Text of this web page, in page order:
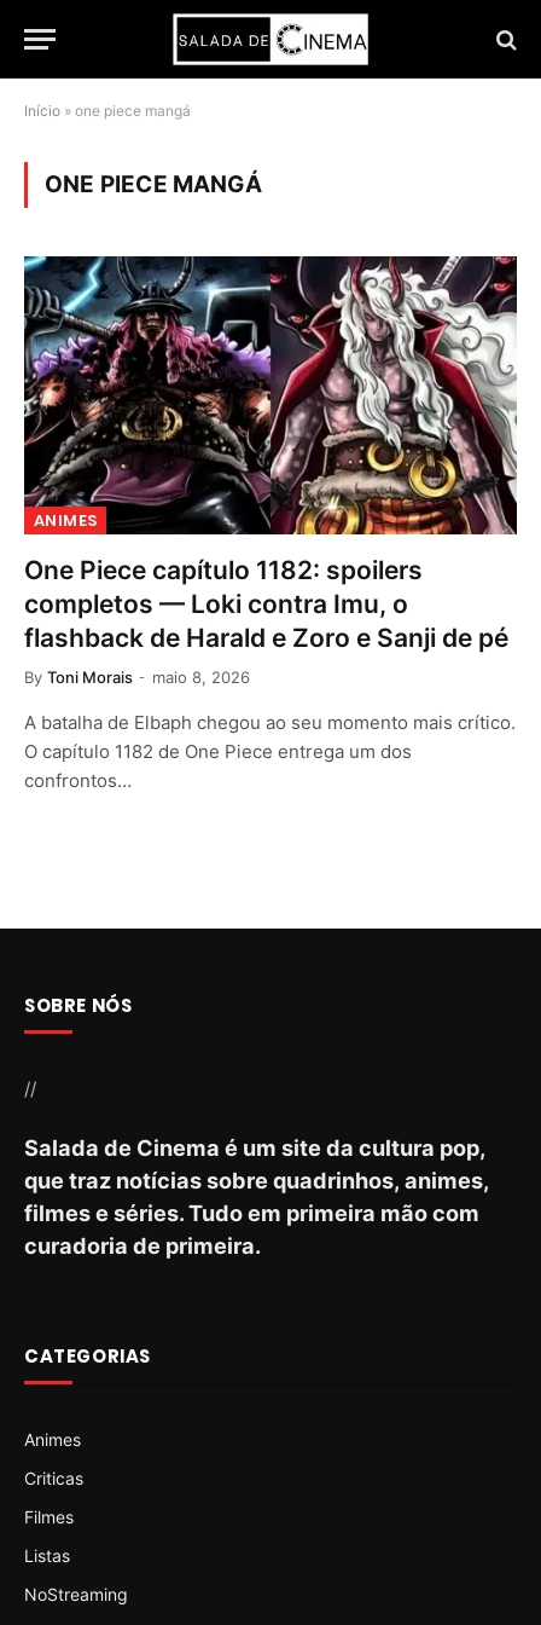
Início » one piece mangá
ONE PIECE MANGÁ
ANIMES
One Piece capítulo 1182: spoilers
completos — Loki contra Imu, o
flashback de Harald e Zoro e Sanji de pé
By Toni Morais maio 8, 2026
A batalha de Elbaph chegou ao seu momento mais crítico.
O capítulo 1182 de One Piece entrega um dos
confrontos…
SOBRE NÓS
//
Salada de Cinema é um site da cultura pop,
que traz notícias sobre quadrinhos, animes,
filmes e séries. Tudo em primeira mão com
curadoria de primeira.
CATEGORIAS
Animes
Criticas
Filmes
Listas
NoStreaming